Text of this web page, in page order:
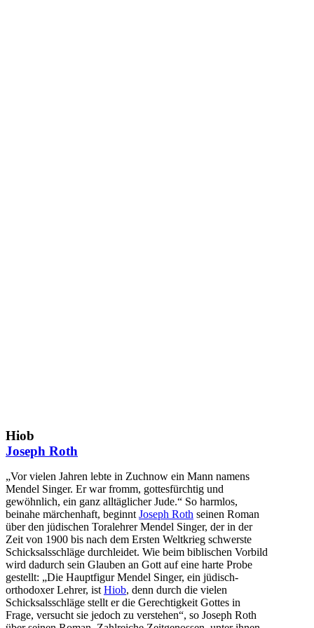
Hiob
Joseph Roth
„Vor vielen Jahren lebte in Zuchnow ein Mann namens
Mendel Singer. Er war fromm, gottesfürchtig und
gewöhnlich, ein ganz alltäglicher Jude.“ So harmlos,
beinahe märchenhaft, beginnt Joseph Roth seinen Roman
über den jüdischen Toralehrer Mendel Singer, der in der
Zeit von 1900 bis nach dem Ersten Weltkrieg schwerste
Schicksalsschläge durchleidet. Wie beim biblischen Vorbild
wird dadurch sein Glauben an Gott auf eine harte Probe
gestellt: „Die Hauptfigur Mendel Singer, ein jüdisch-
orthodoxer Lehrer, ist Hiob, denn durch die vielen
Schicksalsschläge stellt er die Gerechtigkeit Gottes in
Frage, versucht sie jedoch zu verstehen“, so Joseph Roth